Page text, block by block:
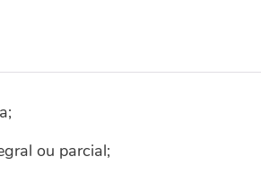
ou parcial;